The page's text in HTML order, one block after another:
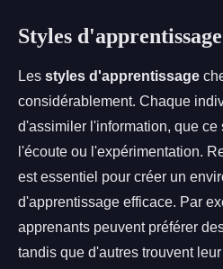
Styles
Les styles d'apprentissage
considérablement. Chaque
d'assimiler l'information, que ce
l'écoute ou l'expérimentation.
est essentiel pour créer un
d'apprentissage efficace. Par
apprenants peuvent préférer
tandis que d'autres trouvent